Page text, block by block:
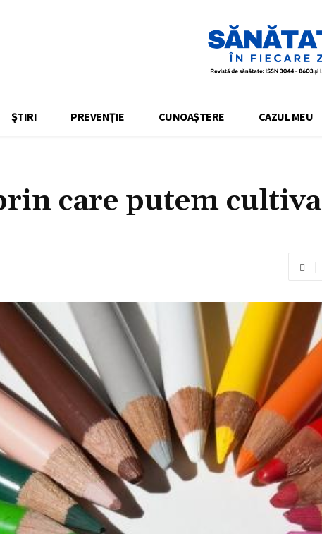
ȘTIRI PREVENȚIE CUNOAȘTERE CAZUL MEU
care putem